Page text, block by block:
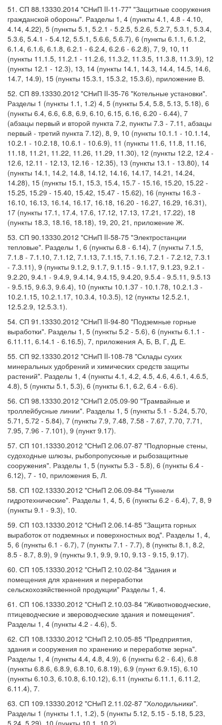
51. СП 88.13330.2014 "СНиП II-11-77* "Защитные сооружения
гражданской обороны". Разделы 1, 4 (пункты 4.1, 4.8 - 4.10,
4.14, 4.22), 5 (пункты 5.1, 5.2.1 - 5.2.5, 5.2.6, 5.2.7, 5.3.1, 5.3.4,
5.3.6, 5.4.1 - 5.4.12, 5.5.1, 5.6.6, 5.6.7), 6 (пункты 6.1.1, 6.1.2,
6.1.4, 6.1.6, 6.1.8, 6.2.1 - 6.2.4, 6.2.6 - 6.2.8), 7, 9, 10, 11
(пункты 11.1.5, 11.2.1 - 11.2.6, 11.3.2, 11.3.5, 11.3.8, 11.3.9), 12
(пункты 12.1 - 12.3), 13, 14 (пункты 14.1, 14.3, 14.4, 14.5, 14.6,
14.7, 14.9), 15 (пункты 15.3.1, 15.3.2, 15.3.6), приложение В.
52. СП 89.13330.2012 "СНиП II-35-76 "Котельные установки".
Разделы 1 (пункты 1.1, 1.2) 4, 5 (пункты 5.4, 5.8, 5.13, 5.18), 6
(пункты 6.4, 6.6, 6.8, 6.9, 6.10, 6.15, 6.16, 6.20 - 6.44), 7
(абзацы первый и второй пункта 7.2, пункты 7.3 - 7.11, абзацы
первый - третий пункта 7.12), 8, 9, 10 (пункты 10.1.1 - 10.1.14,
10.2.1 - 10.2.18, 10.6.1 - 10.6.9), 11 (пункты 11.6, 11.8, 11.16,
11.18, 11.21, 11.22, 11.26, 11.29, 11.30), 12 (пункты 12.2, 12.4 -
12.6, 12.11 - 12.13, 12.16 - 12.35), 13 (пункты 13.1 - 13.80), 14
(пункты 14.1, 14.2, 14.8, 14.12, 14.16, 14.17, 14.21, 14.24,
14.28), 15 (пункты 15.1, 15.3, 15.4, 15.7 - 15.16, 15.20, 15.22 -
15.25, 15.29 - 15.40, 15.42, 15.47 - 15.62), 16 (пункты 16.3 -
16.10, 16.13, 16.14, 16.17, 16.18, 16.20 - 16.27, 16.29, 16.31),
17 (пункты 17.1, 17.4, 17.6, 17.12, 17.13, 17.21, 17.22), 18
(пункты 18.3, 18.16, 18.18), 19, 20, 21, приложение Ж.
53. СП 90.13330.2012 "СНиП II-58-75 "Электростанции
тепловые". Разделы 1, 6 (пункты 6.8 - 6.14), 7 (пункты 7.1.5,
7.1.8 - 7.1.10, 7.1.12, 7.1.13, 7.1.15, 7.1.16, 7.2.1 - 7.2.12, 7.3.1
- 7.3.11), 9 (пункты 9.1.2, 9.1.7, 9.1.15 - 9.1.17, 9.1.23, 9.2.1 -
9.2.20, 9.4.1 - 9.4.9, 9.4.14, 9.4.15, 9.4.20, 9.5.4 - 9.5.11, 9.5.13
- 9.5.15, 9.6.3, 9.6.4), 10 (пункты 10.1.37 - 10.1.78, 10.2.1.3 -
10.2.1.15, 10.2.1.17, 10.3.4, 10.3.5), 12 (пункты 12.5.2.1,
12.5.2.9, 12.5.3.1).
54. СП 91.13330.2012 "СНиП II-94-80 "Подземные горные
выработки". Разделы 1, 5 (пункты 5.2 - 5.6), 6 (пункты 6.1.1 -
6.11.11, 6.14.1 - 6.16.5), 7, приложения А, Б, В, Г, Д, Е.
55. СП 92.13330.2012 "СНиП II-108-78 "Склады сухих
минеральных удобрений и химических средств защиты
растений". Разделы 1, 4 (пункты 4.1, 4.2, 4.5, 4.6, 4.6.1, 4.6.5,
4.8), 5 (пункты 5.1, 5.3), 6 (пункты 6.1, 6.2, 6.4 - 6.6).
56. СП 98.13330.2012 "СНиП 2.05.09-90 "Трамвайные и
троллейбусные линии". Разделы 1, 5 (пункты 5.1 - 5.24, 5.70,
5.71, 5.72 - 5.84), 7 (пункты 7.9, 7.48, 7.58 - 7.67, 7.70, 7.71,
7.95, 7.96 - 7.101), 9 (пункт 9.17).
57. СП 101.13330.2012 "СНиП 2.06.07-87 "Подпорные стены,
судоходные шлюзы, рыбопропускные и рыбозащитные
сооружения". Разделы 1, 5 (пункты 5.3 - 5.8), 6 (пункты 6.4 -
6.12), 7 - 10, приложения Б, Л.
58. СП 102.13330.2012 "СНиП 2.06.09-84 "Туннели
гидротехнические". Разделы 1, 4, 5, 6 (пункты 6.2 - 6.4), 7, 8, 9
(пункты 9.1 - 9.3), 10.
59. СП 103.13330.2012 "СНиП 2.06.14-85 "Защита горных
выработок от подземных и поверхностных вод". Разделы 1, 4,
5, 6 (пункты 6.1 - 6.7), 7 (пункты 7.1 - 7.7), 8 (пункты 8.1, 8.2,
8.5 - 8.7, 8.9), 9 (пункты 9.1, 9.9, 9.10, 9.13 - 9.15, 9.17).
60. СП 105.13330.2012 "СНиП 2.10.02-84 "Здания и
помещения для хранения и переработки
сельскохозяйственной продукции" Разделы 1, 4.
61. СП 106.13330.2012 "СНиП 2.10.03-84 "Животноводческие,
птицеводческие и звероводческие здания и помещения".
Разделы 1, 4 (пункты 4.2 - 4.6), 5.
62. СП 108.13330.2012 "СНиП 2.10.05-85 "Предприятия,
здания и сооружения по хранению и переработке зерна".
Разделы 1, 4 (пункты 4.4, 4.8, 4.9), 6 (пункты 6.2 - 6.4), 6.8
(пункты 6.8.6, 6.8.9, 6.8.10, 6.8.19), 6.9 (пункт 6.9.15), 6.10
(пункты 6.10.3, 6.10.8, 6.10.12), 6.11 (пункты 6.11.1, 6.11.2,
6.11.4), 7.
63. СП 109.13330.2012 "СНиП 2.11.02-87 "Холодильники".
Разделы 1 (пункты 1.1, 1.2), 5 (пункты 5.12, 5.15 - 5.18, 5.23,
5.24, 5.29), 10 (пункты 10.1, 10.2).